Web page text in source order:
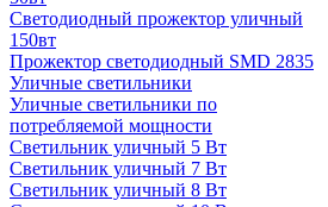
Светодиодный прожектор уличный
150вт
Прожектор светодиодный SMD 2835
Уличные светильники
Уличные светильники по
потребляемой мощности
Светильник уличный 5 Вт
Светильник уличный 7 Вт
Светильник уличный 8 Вт